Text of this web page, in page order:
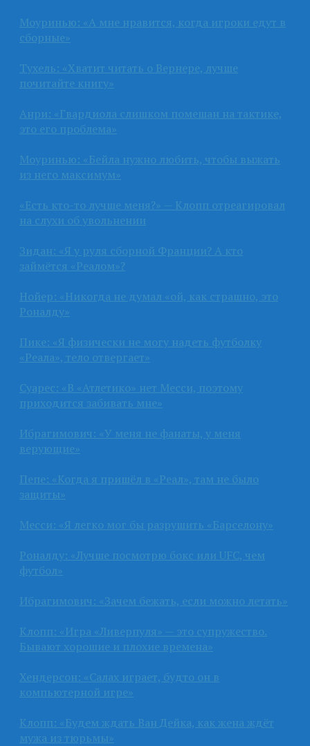
Моуринью: «А мне нравится, когда игроки едут в
сборные»
Тухель: «Хватит читать о Вернере, лучше
почитайте книгу»
Анри: «Гвардиола слишком помешан на тактике,
это его проблема»
Моуринью: «Бейла нужно любить, чтобы выжать
из него максимум»
«Есть кто-то лучше меня?» — Клопп отреагировал
на слухи об увольнении
Зидан: «Я у руля сборной Франции? А кто
займётся «Реалом»?
Нойер: «Никогда не думал «ой, как страшно, это
Роналду»
Пике: «Я физически не могу надеть футболку
«Реала», тело отвергает»
Суарес: «В «Атлетико» нет Месси, поэтому
приходится забивать мне»
Ибрагимович: «У меня не фанаты, у меня
верующие»
Пепе: «Когда я пришёл в «Реал», там не было
защиты»
Месси: «Я легко мог бы разрушить «Барселону»
Роналду: «Лучше посмотрю бокс или UFC, чем
футбол»
Ибрагимович: «Зачем бежать, если можно летать»
Клопп: «Игра «Ливерпуля» — это супружество.
Бывают хорошие и плохие времена»
Хендерсон: «Салах играет, будто он в
компьютерной игре»
Клопп: «Будем ждать Ван Дейка, как жена ждёт
мужа из тюрьмы»